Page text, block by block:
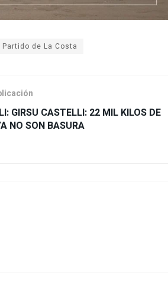
de La Costa
GIRSU CASTELLI: 22 MIL KILOS DE
NO SON BASURA